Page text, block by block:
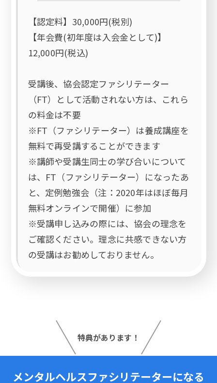
【認定料】30,000円(税別)
【年会費(初年度は入会金として)】
12,000円(税込)
受講後、協会認定ファシリテーター
（FT）として活動されない方は、これら
の料金は不要
※FT（ファシリテーター）は養成講座を
無料で再受講することができます
※講師や受講生同士の学び合いについて
は、FT（ファシリテーター）になったあ
と、定例勉強会（注：2020年はほぼ毎月
無料オンラインで開催）に参加
※受講申し込みの際には、協会の理念を
ご確認ください。理念に共感できない方
の受講はお勧めしておりません。
特典があります！
メンタルヘルスファシリテーターになる